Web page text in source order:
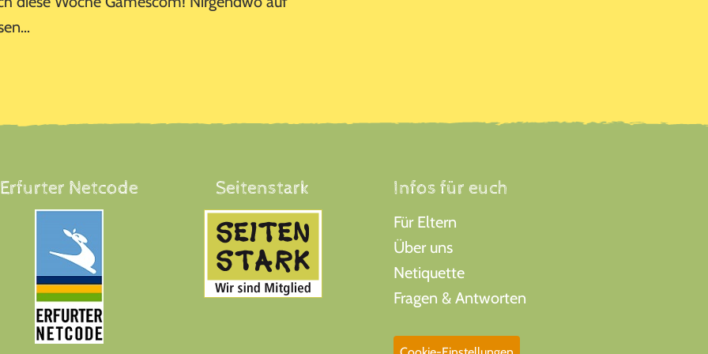
Erfurter Netcode Seitenstark Infos für euch
Für Eltern
Über uns
Netiquette
Fragen & Antworten